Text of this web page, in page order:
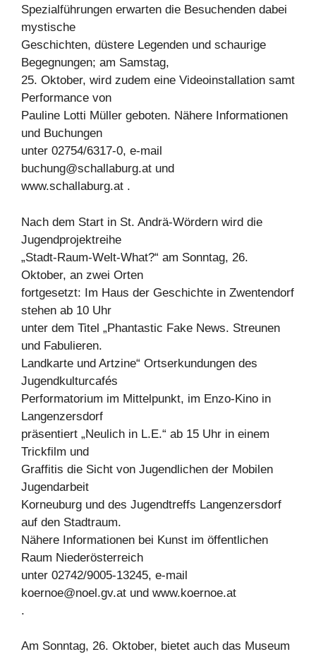
Spezialführungen erwarten die Besuchenden dabei
mystische
Geschichten, düstere Legenden und schaurige
Begegnungen; am Samstag,
25. Oktober, wird zudem eine Videoinstallation samt
Performance von
Pauline Lotti Müller geboten. Nähere Informationen
und Buchungen
unter 02754/6317-0, e-mail
buchung@schallaburg.at und
www.schallaburg.at .
Nach dem Start in St. Andrä-Wördern wird die
Jugendprojektreihe
„Stadt-Raum-Welt-What?“ am Sonntag, 26.
Oktober, an zwei Orten
fortgesetzt: Im Haus der Geschichte in Zwentendorf
stehen ab 10 Uhr
unter dem Titel „Phantastic Fake News. Streunen
und Fabulieren.
Landkarte und Artzine“ Ortserkundungen des
Jugendkulturcafés
Performatorium im Mittelpunkt, im Enzo-Kino in
Langenzersdorf
präsentiert „Neulich in L.E.“ ab 15 Uhr in einem
Trickfilm und
Graffitis die Sicht von Jugendlichen der Mobilen
Jugendarbeit
Korneuburg und des Jugendtreffs Langenzersdorf
auf den Stadtraum.
Nähere Informationen bei Kunst im öffentlichen
Raum Niederösterreich
unter 02742/9005-13245, e-mail
koernoe@noel.gv.at und www.koernoe.at
.
Am Sonntag, 26. Oktober, bietet auch das Museum